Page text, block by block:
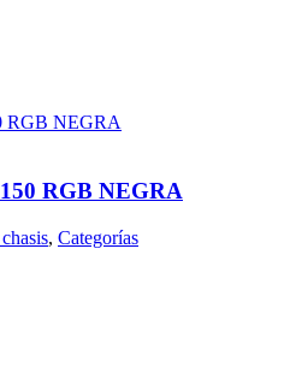
RGB NEGRA
, Categorías